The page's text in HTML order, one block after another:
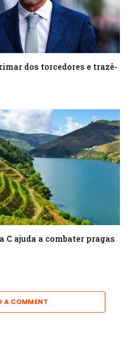
dos torcedores e trazê-
ajuda a combater pragas
A COMMENT